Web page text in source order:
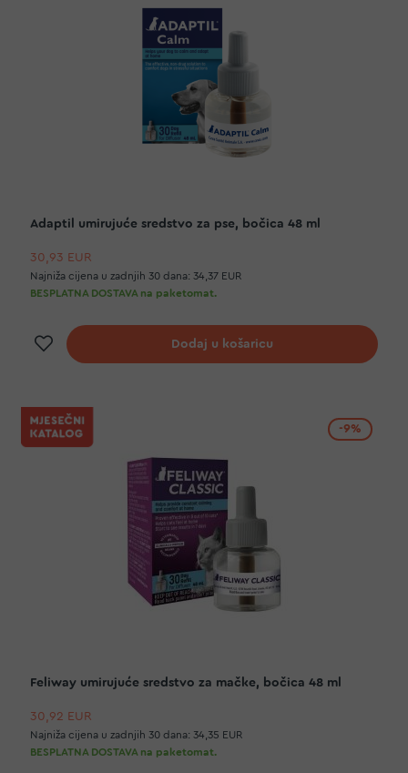
Adaptil umirujuće sredstvo za pse, bočica 48 ml
30,93 EUR
Najniža cijena u zadnjih 30 dana: 34,37 EUR
BESPLATNA DOSTAVA na paketomat.
Dodaj na listu želja
Dodaj u košaricu
-9%
Feliway umirujuće sredstvo za mačke, bočica 48 ml
30,92 EUR
Najniža cijena u zadnjih 30 dana: 34,35 EUR
BESPLATNA DOSTAVA na paketomat.